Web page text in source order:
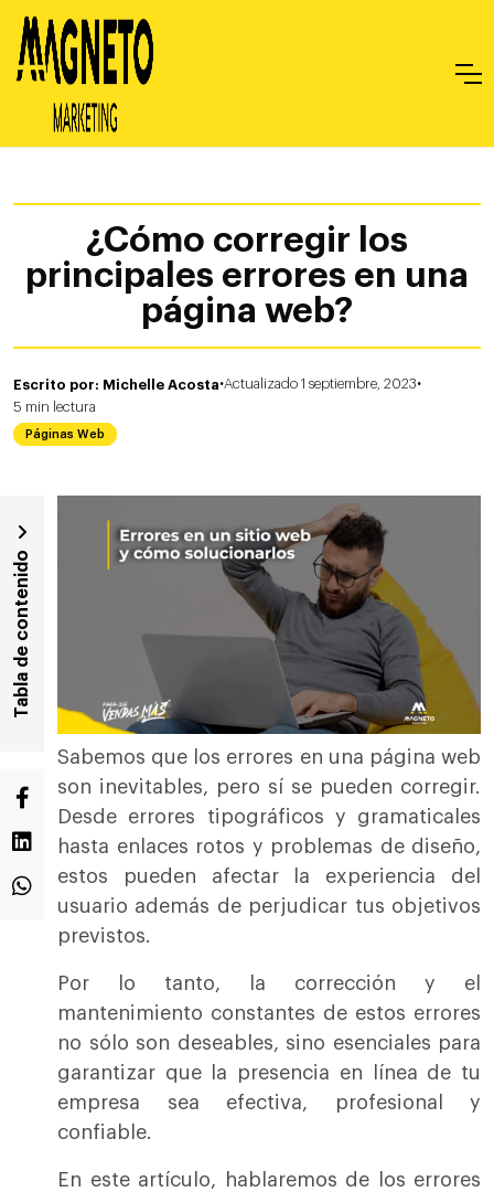
¿Cómo corregir los
principales errores en una
página web?
Escrito por: Michelle Acosta·Actualizado 1 septiembre, 2023·
5 min lectura
Páginas Web
Tabla de contenido
Sabemos que los errores en una página web
son inevitables, pero sí se pueden corregir.
Desde errores tipográficos y gramaticales
hasta enlaces rotos y problemas de diseño,
estos pueden afectar la experiencia del
usuario además de perjudicar tus objetivos
previstos.
Por lo tanto, la corrección y el
mantenimiento constantes de estos errores
no sólo son deseables, sino esenciales para
garantizar que la presencia en línea de tu
empresa sea efectiva, profesional y
confiable.
En este artículo, hablaremos de los errores